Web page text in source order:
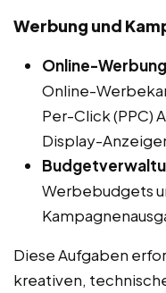
Werbung und
Online-
Online-
Per-Click (PPC)
Display-
Werbebudgets
Diese Aufgaben
kreativen,